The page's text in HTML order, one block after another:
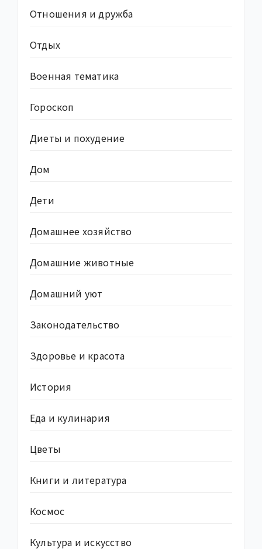
Отношения и дружба
Отдых
Военная тематика
Гороскоп
Диеты и похудение
Дом
Дети
Домашнее хозяйство
Домашние животные
Домашний уют
Законодательство
Здоровье и красота
История
Еда и кулинария
Цветы
Книги и литература
Космос
Культура и искусство